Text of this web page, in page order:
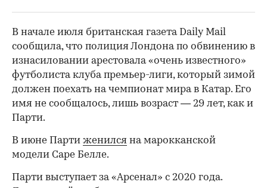
В начале июля британская газета Daily Mail
сообщила, что полиция Лондона по обвинению в
изнасиловании арестовала «очень известного»
футболиста клуба премьер-лиги, который зимой
должен поехать на чемпионат мира в Катар. Его
имя не сообщалось, лишь возраст — 29 лет, как и
Парти.
В июне Парти женился на марокканской
модели Саре Белле.
Парти выступает за «Арсенал» с 2020 года.